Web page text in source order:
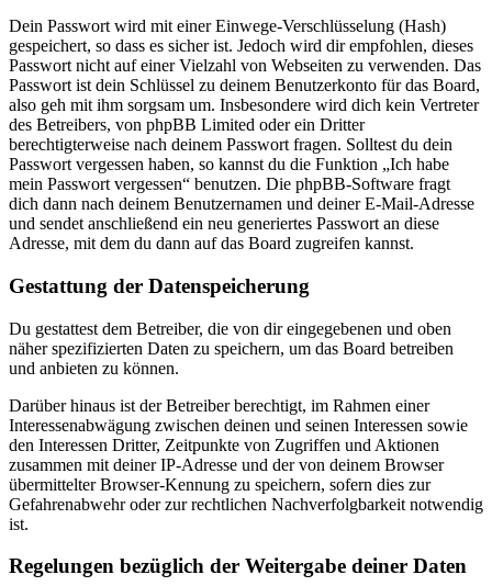
Dein Passwort wird mit einer Einwege-Verschlüsselung (Hash)
gespeichert, so dass es sicher ist. Jedoch wird dir empfohlen, dieses
Passwort nicht auf einer Vielzahl von Webseiten zu verwenden. Das
Passwort ist dein Schlüssel zu deinem Benutzerkonto für das Board,
also geh mit ihm sorgsam um. Insbesondere wird dich kein Vertreter
des Betreibers, von phpBB Limited oder ein Dritter
berechtigterweise nach deinem Passwort fragen. Solltest du dein
Passwort vergessen haben, so kannst du die Funktion „Ich habe
mein Passwort vergessen“ benutzen. Die phpBB-Software fragt
dich dann nach deinem Benutzernamen und deiner E-Mail-Adresse
und sendet anschließend ein neu generiertes Passwort an diese
Adresse, mit dem du dann auf das Board zugreifen kannst.
Gestattung der Datenspeicherung
Du gestattest dem Betreiber, die von dir eingegebenen und oben
näher spezifizierten Daten zu speichern, um das Board betreiben
und anbieten zu können.
Darüber hinaus ist der Betreiber berechtigt, im Rahmen einer
Interessenabwägung zwischen deinen und seinen Interessen sowie
den Interessen Dritter, Zeitpunkte von Zugriffen und Aktionen
zusammen mit deiner IP-Adresse und der von deinem Browser
übermittelter Browser-Kennung zu speichern, sofern dies zur
Gefahrenabwehr oder zur rechtlichen Nachverfolgbarkeit notwendig
ist.
Regelungen bezüglich der Weitergabe deiner Daten